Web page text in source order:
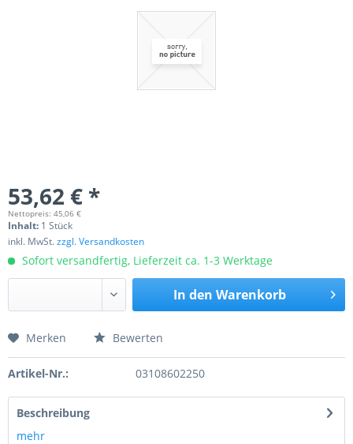
53,62 € *
Nettopreis: 45,06 €
Inhalt: 1 Stück
inkl. MwSt.zzgl. Versandkosten
Sofort versandfertig, Lieferzeit ca. 1-3 Werktage
In den Warenkorb
Preis anfragen
Merken Bewerten
Artikel-Nr.: 03108602250
Beschreibung
mehr